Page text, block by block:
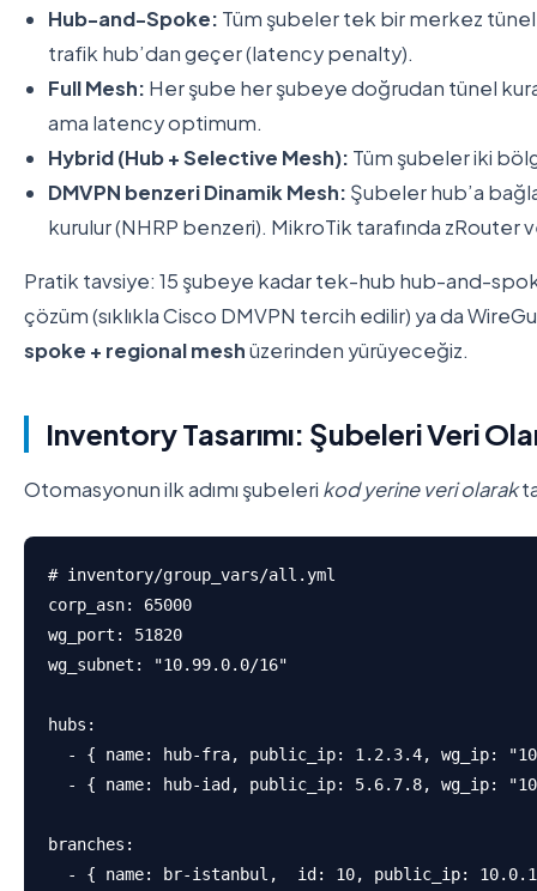
Hub-and-Spoke: Tüm şubeler tek bir merkez
trafik hub’dan geçer (latency penalty).
Full Mesh: Her şube her şubeye doğrudan tünel
ama latency optimum.
Hybrid (Hub + Selective Mesh): Tüm şubeler iki
DMVPN benzeri Dinamik Mesh: Şubeler hub’a
kurulur (NHRP benzeri). MikroTik tarafında
Pratik tavsiye: 15 şubeye kadar tek-hub hub-and-
çözüm (sıklıkla Cisco DMVPN tercih edilir) ya da
spoke + regional meshüzerinden yürüyeceğiz.
Inventory Tasarımı: Şubeleri Veri
Otomasyonun ilk adımı şubeleri kod yerine veri olarak
# inventory/group_vars/all.yml
corp_asn: 65000
wg_port: 51820
wg_subnet: "10.99.0.0/16"
hubs:
- { name: hub-fra, public_ip: 1.2.3.4, wg_ip:
- { name: hub-iad, public_ip: 5.6.7.8, wg_ip:
branches:
- { name: br-istanbul,  id: 10, public_ip: